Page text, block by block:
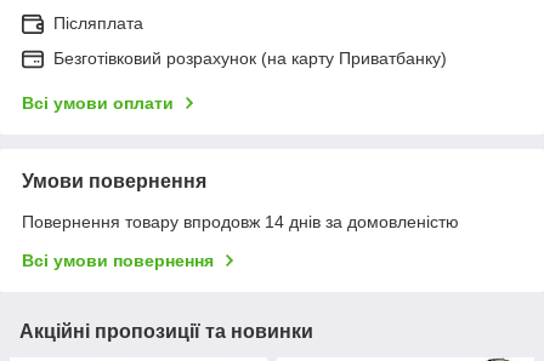
Післяплата
Безготівковий розрахунок (на карту Приватбанку)
Всі умови оплати
Умови повернення
Повернення товару впродовж 14 днів за домовленістю
Всі умови повернення
Акційні пропозиції та новинки